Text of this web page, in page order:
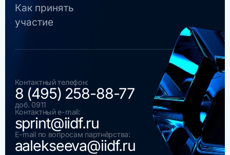
Как принять
участие
Контактный телефон:
8 (495) 258-88-77
доб. 0911
Контактный e-mail:
sprint@iidf.ru
E-mail по вопросам партнёрства:
aalekseeva@iidf.ru